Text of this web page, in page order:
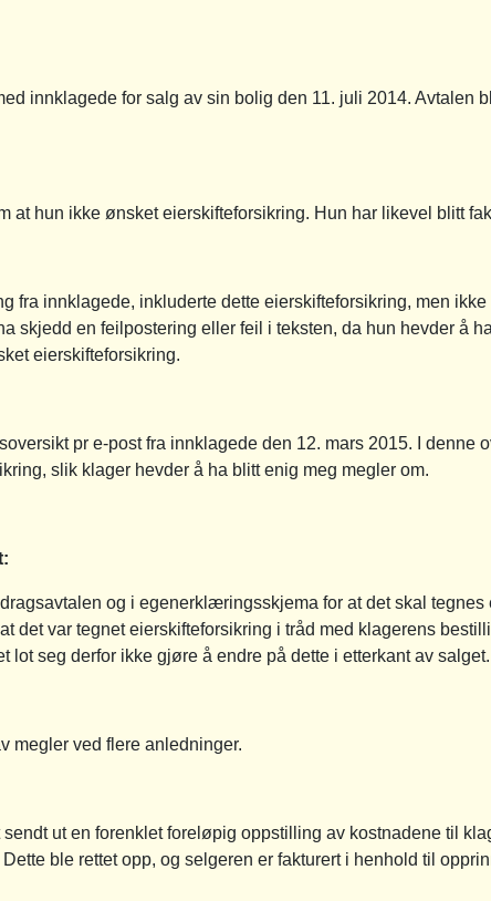
innklagede for salg av sin bolig den 11. juli 2014. Avtalen
at hun ikke ønsket eierskifteforsikring. Hun har likevel blitt
fra innklagede, inkluderte dette eierskifteforsikring, men
skjedd en feilpostering eller feil i teksten, da hun hevder å
eierskifteforsikring.
pr e-post fra innklagede den 12. mars 2015. I denne
slik klager hevder å ha blitt enig meg megler om.
og i egenerklæringsskjema for at det skal tegnes
det var tegnet eierskifteforsikring i tråd med klagerens
lot seg derfor ikke gjøre å endre på dette i etterkant av salget.
megler ved flere anledninger.
sendt ut en forenklet foreløpig oppstilling av kostnadene til
ble rettet opp, og selgeren er fakturert i henhold til